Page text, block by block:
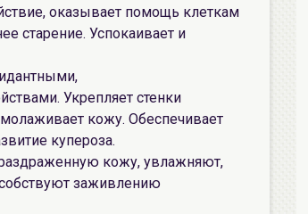
оказывает помощь клеткам
старение. Успокаивает и
Укрепляет стенки
кожу. Обеспечивает
купероза.
кожу, увлажняют,
заживлению